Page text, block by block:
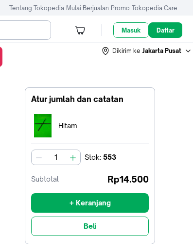
Tentang Tokopedia Mulai Berjualan Promo Tokopedia Care
Masuk Daftar
Dikirim ke Jakarta Pusat
Atur jumlah dan catatan
Terpilih:
Hitam
jumlah Stok: 553
Subtotal Rp14.500
+ Keranjang
Beli